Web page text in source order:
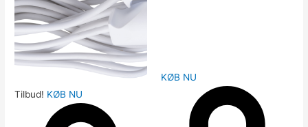
Tilbud! KØB NU
KØB NU